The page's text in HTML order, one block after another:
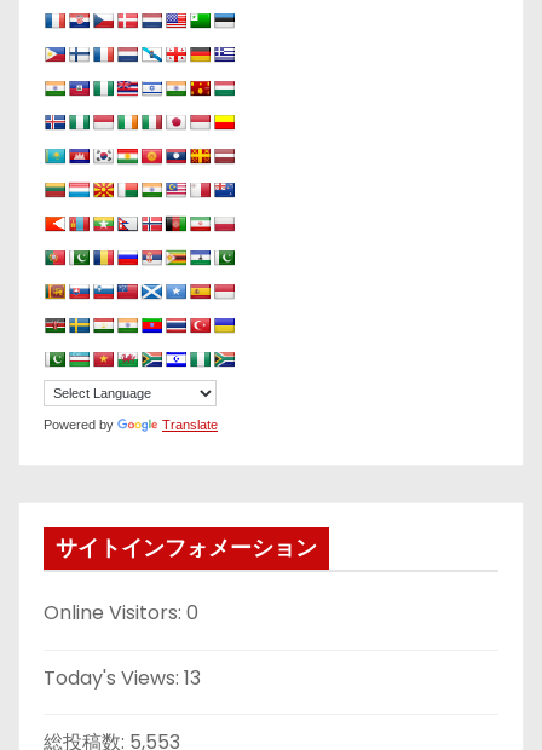
Powered by Translate
サイトインフォメーション
Online Visitors: 0
Today's Views: 13
総投稿数: 5,553